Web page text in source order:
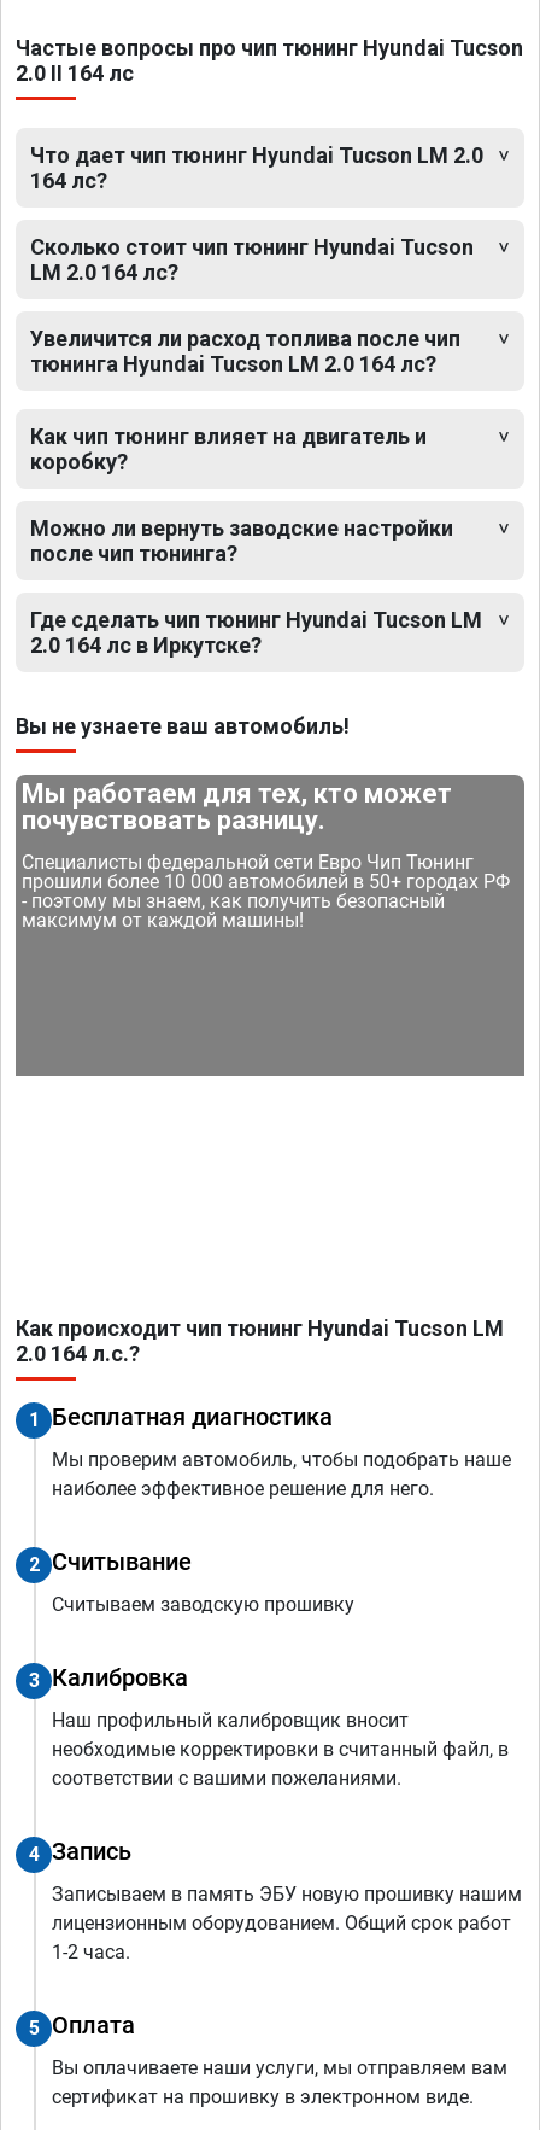
Частые вопросы про чип тюнинг Hyundai Tucson
2.0 II 164 лс
Что дает чип тюнинг Hyundai Tucson LM 2.0
164 лс?
Сколько стоит чип тюнинг Hyundai Tucson
LM 2.0 164 лс?
Увеличится ли расход топлива после чип
тюнинга Hyundai Tucson LM 2.0 164 лс?
Как чип тюнинг влияет на двигатель и
коробку?
Можно ли вернуть заводские настройки
после чип тюнинга?
Где сделать чип тюнинг Hyundai Tucson LM
2.0 164 лс в Иркутске?
Вы не узнаете ваш автомобиль!
Мы работаем для тех, кто может
почувствовать разницу.
Специалисты федеральной сети Евро Чип Тюнинг
прошили более 10 000 автомобилей в 50+ городах РФ
- поэтому мы знаем, как получить безопасный
максимум от каждой машины!
Как происходит чип тюнинг Hyundai Tucson LM
2.0 164 л.с.?
1 Бесплатная диагностика
Мы проверим автомобиль, чтобы подобрать наше
наиболее эффективное решение для него.
2 Считывание
Считываем заводскую прошивку
3 Калибровка
Наш профильный калибровщик вносит
необходимые корректировки в считанный файл, в
соответствии с вашими пожеланиями.
4 Запись
Записываем в память ЭБУ новую прошивку нашим
лицензионным оборудованием. Общий срок работ
1-2 часа.
5 Оплата
Вы оплачиваете наши услуги, мы отправляем вам
сертификат на прошивку в электронном виде.